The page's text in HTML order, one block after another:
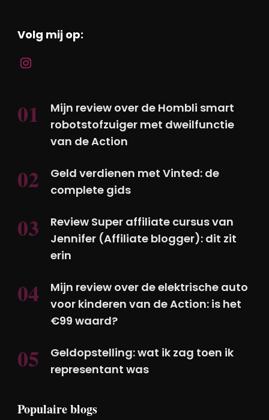
Volg mij op:
Mijn review over de Hombli smart
robotstofzuiger met dweilfunctie
van de Action
Geld verdienen met Vinted: de
complete gids
Review Super affiliate cursus van
Jennifer (Affiliate blogger): dit zit
erin
Mijn review over de elektrische auto
voor kinderen van de Action: is het
€99 waard?
Geldopstelling: wat ik zag toen ik
representant was
Populaire blogs